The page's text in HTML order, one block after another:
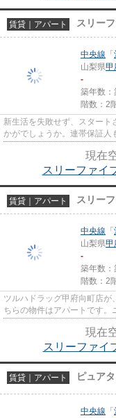
賃貸｜アパート スリー
中央線 「
山梨県甲
-
築年数
階数：2
新生活を失敗せず、スタート
かがでしょうか。連帯保証人
現在
スリーファイ
賃貸｜アパート スリー
中央線 「
山梨県甲
-
築年数
階数：2
ツルハドラッグ甲府向町店が
ちらの物件はアパートです。
現在
スリーファイ
賃貸｜アパート ピュア
中央線 「